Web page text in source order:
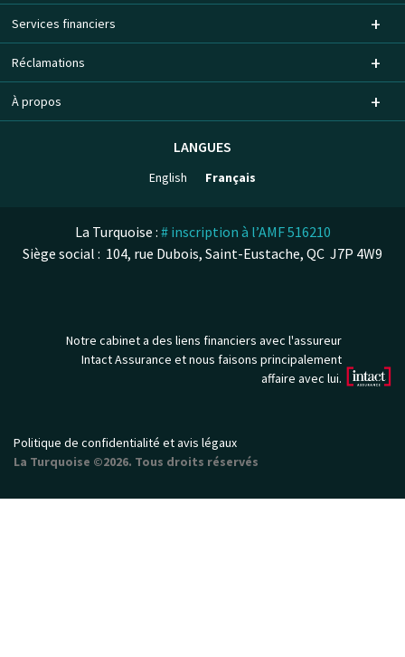
Services financiers
Réclamations
À propos
LANGUES
English Français
La Turquoise : # inscription à l’AMF 516210
Siège social : 104, rue Dubois, Saint-Eustache, QC J7P 4W9
Politique de confidentialité et avis légaux
La Turquoise ©2026. Tous droits réservés
Notre cabinet a des liens financiers avec l'assureur
Intact Assurance et nous faisons principalement
affaire avec lui.